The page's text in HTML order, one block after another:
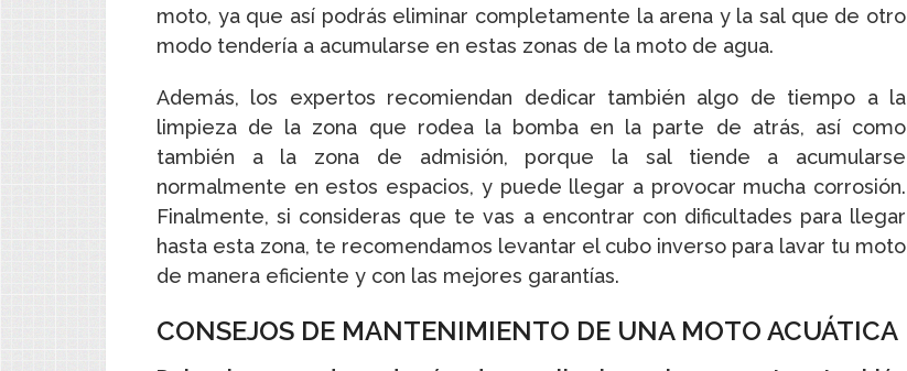
moto, ya que así podrás eliminar completamente la arena y la sal que de otro
modo tendería a acumularse en estas zonas de la moto de agua.
Además, los expertos recomiendan dedicar también algo de tiempo a la
limpieza de la zona que rodea la bomba en la parte de atrás, así como
también a la zona de admisión, porque la sal tiende a acumularse
normalmente en estos espacios, y puede llegar a provocar mucha corrosión.
Finalmente, si consideras que te vas a encontrar con dificultades para llegar
hasta esta zona, te recomendamos levantar el cubo inverso para lavar tu moto
de manera eficiente y con las mejores garantías.
CONSEJOS DE MANTENIMIENTO DE UNA MOTO ACUÁTICA